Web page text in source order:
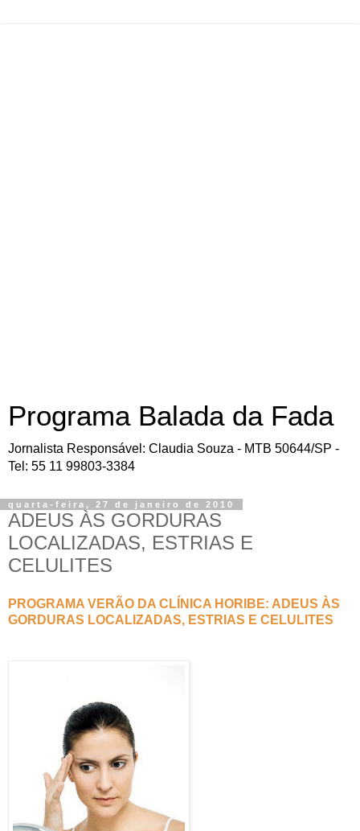
Programa Balada da Fada
Jornalista Responsável: Claudia Souza - MTB 50644/SP -
Tel: 55 11 99803-3384
quarta-feira, 27 de janeiro de 2010
ADEUS ÀS GORDURAS
LOCALIZADAS, ESTRIAS E
CELULITES
PROGRAMA VERÃO DA CLÍNICA HORIBE: ADEUS ÀS
GORDURAS LOCALIZADAS, ESTRIAS E CELULITES